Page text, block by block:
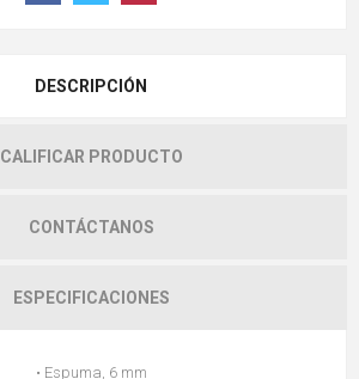
DESCRIPCIÓN
CALIFICAR PRODUCTO
CONTÁCTANOS
ESPECIFICACIONES
• Espuma, 6 mm